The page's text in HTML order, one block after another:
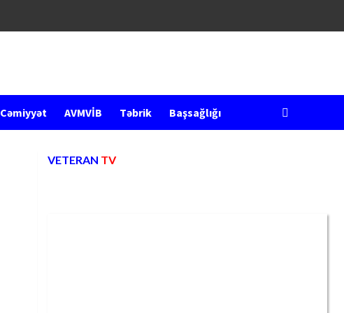
Cəmiyyət AVMVİB Təbrik Başsağlığı
VETERAN TV